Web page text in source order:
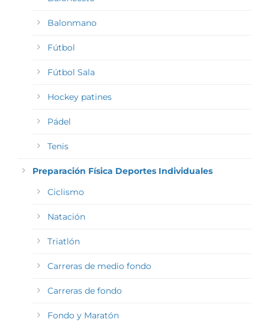
Balonmano
Fútbol
Fútbol Sala
Hockey patines
Pádel
Tenis
Preparación Física Deportes Individuales
Ciclismo
Natación
Triatlón
Carreras de medio fondo
Carreras de fondo
Fondo y Maratón